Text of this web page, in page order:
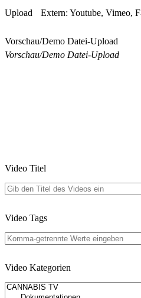
Upload
Extern: Youtube, Vimeo,
Vorschau/Demo Datei-Upload
Vorschau/Demo Datei-Upload
Video Titel
Video Tags
Video Kategorien